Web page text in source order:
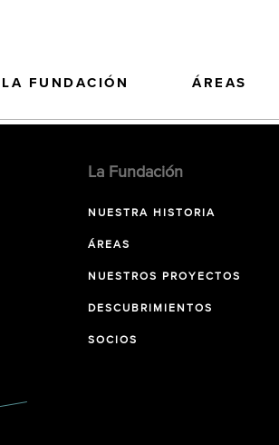
LA FUNDACIÓN ÁREAS
La Fundación
NUESTRA HISTORIA
ÁREAS
NUESTROS PROYECTOS
DESCUBRIMIENTOS
SOCIOS